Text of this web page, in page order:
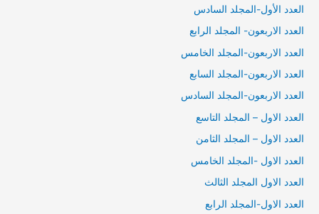
العدد الأول-المجلد السادس
العدد الاربعون- المجلد الرابع
العدد الاربعون-المجلد الخامس
العدد الاربعون-المجلد السابع
العدد الاربعون-المجلد السادس
العدد الاول – المجلد التاسع
العدد الاول – المجلد الثامن
العدد الاول -المجلد الخامس
العدد الاول المجلد الثالث
العدد الاول-المجلد الرابع